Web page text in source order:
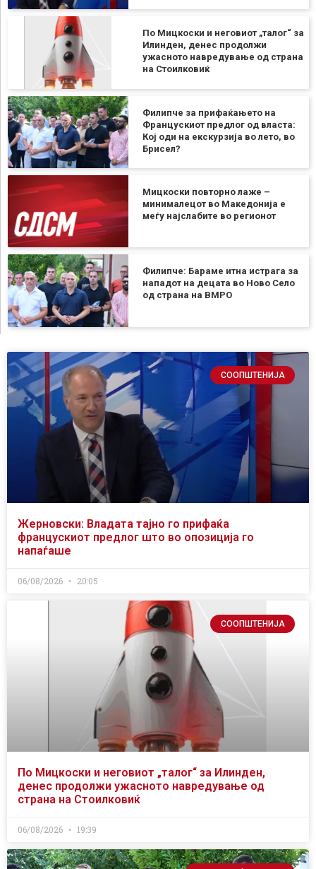
По Мицкоски и неговиот „талог“ за
Илинден, денес продолжи
ужасното навредување од страна
на Стоилковиќ
Филипче за прифаќањето на
Францускиот предлог од власта:
Кој оди на екскурзија во лето, во
Брисел?
Мицкоски повторно лаже –
минималецот во Македонија е
меѓу најслабите во регионот
Филипче: Бараме итна истрага за
нападот на децата во Ново Село
од страна на ВМРО
СООПШТЕНИЈА
Жерновски: Владата тајно го прифаќа
францускиот предлог што во опозиција го
напаѓаше
06/08/2026 20:05
СООПШТЕНИЈА
По Мицкоски и неговиот „талог“ за Илинден,
денес продолжи ужасното навредување од
страна на Стоилковиќ
06/08/2026 19:39